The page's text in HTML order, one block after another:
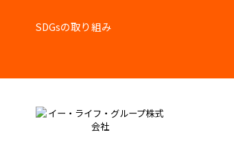
SDGsの取り組み